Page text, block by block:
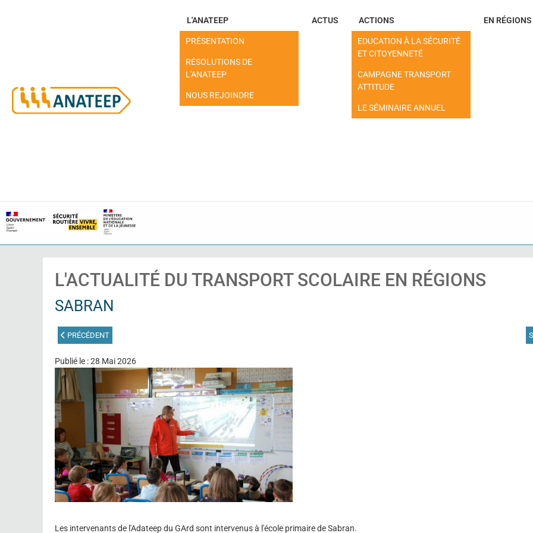
L'ANATEEP
PRÉSENTATION
RÉSOLUTIONS DE
L'ANATEEP
NOUS REJOINDRE
ACTUS ACTIONS
EDUCATION À LA SÉCURITÉ
ET CITOYENNETÉ
CAMPAGNE TRANSPORT
ATTITUDE
LE SÉMINAIRE ANNUEL
EN RÉGIONS
L'ACTUALITÉ DU TRANSPORT SCOLAIRE EN RÉGIONS
SABRAN
ARTICLE PRÉCÉDENT : BROUZET
PRÉCÉDENT
Publié le : 28 Mai 2026
Les intervenants de l'Adateep du GArd sont intervenus à l'école primaire de Sabran.